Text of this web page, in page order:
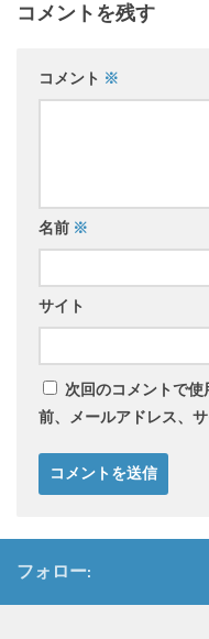
コメントを残す
コメント ※
名前 ※
サイト
次回のコメントで
前、メールアドレス、サ
フォロー: